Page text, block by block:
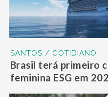
SANTOS / COTIDIANO
Brasil terá primeiro
feminina ESG em